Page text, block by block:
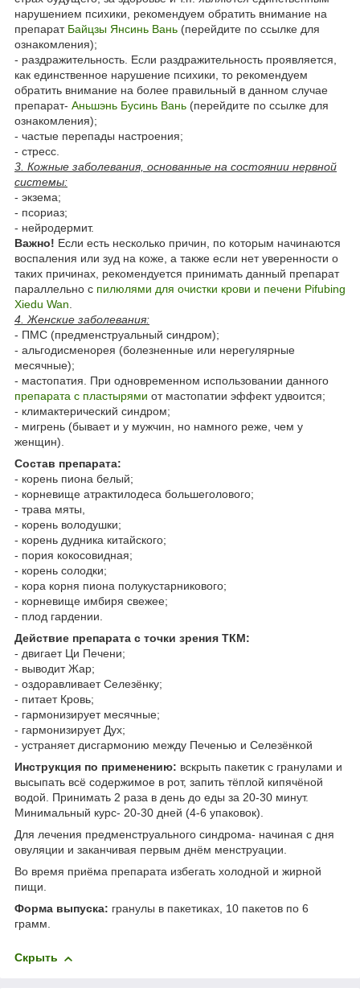
нарушением психики, рекомендуем обратить внимание на
препарат Байцзы Янсинь Вань (перейдите по ссылке для
ознакомления);
- раздражительность. Если раздражительность проявляется,
как единственное нарушение психики, то рекомендуем
обратить внимание на более правильный в данном случае
препарат- Аньшэнь Бусинь Вань (перейдите по ссылке для
ознакомления);
- частые перепады настроения;
- стресс.
3. Кожные заболевания, основанные на состоянии нервной
системы:
- экзема;
- псориаз;
- нейродермит.
Важно! Если есть несколько причин, по которым начинаются
воспаления или зуд на коже, а также если нет уверенности о
таких причинах, рекомендуется принимать данный препарат
параллельно с пилюлями для очистки крови и печени Pifubing
Xiedu Wan.
4. Женские заболевания:
- ПМС (предменструальный синдром);
- альгодисменорея (болезненные или нерегулярные
месячные);
- мастопатия. При одновременном использовании данного
препарата с пластырями от мастопатии эффект удвоится;
- климактерический синдром;
- мигрень (бывает и у мужчин, но намного реже, чем у
женщин).
Состав препарата:
- корень пиона белый;
- корневище атрактилодеса большеголового;
- трава мяты,
- корень володушки;
- корень дудника китайского;
- пория кокосовидная;
- корень солодки;
- кора корня пиона полукустарникового;
- корневище имбиря свежее;
- плод гардении.
Действие препарата с точки зрения ТКМ:
- двигает Ци Печени;
- выводит Жар;
- оздоравливает Селезёнку;
- питает Кровь;
- гармонизирует месячные;
- гармонизирует Дух;
- устраняет дисгармонию между Печенью и Селезёнкой
Инструкция по применению: вскрыть пакетик с гранулами и
высыпать всё содержимое в рот, запить тёплой кипячёной
водой. Принимать 2 раза в день до еды за 20-30 минут.
Минимальный курс- 20-30 дней (4-6 упаковок).
Для лечения предменструального синдрома- начиная с дня
овуляции и заканчивая первым днём менструации.
Во время приёма препарата избегать холодной и жирной
пищи.
Форма выпуска: гранулы в пакетиках, 10 пакетов по 6
грамм.
Скрыть